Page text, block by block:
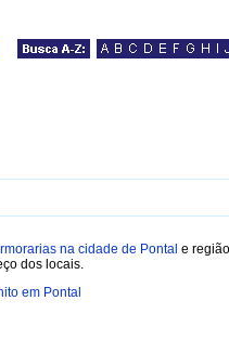
na cidade de Pontal e
dos locais.
em Pontal